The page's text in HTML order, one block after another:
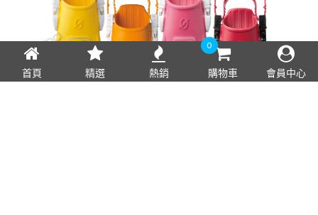
首頁 精選 熱銷
0
購物車 會員中心